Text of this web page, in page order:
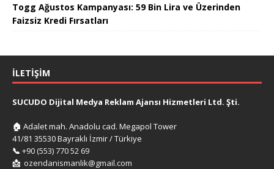
Togg Ağustos Kampanyası: 59 Bin Lira ve Üzerinden
Faizsiz Kredi Fırsatları
İLETIŞIM
SUCUDO Dijital Medya Reklam Ajansı Hizmetleri Ltd. Şti.
🏠 Adalet mah. Anadolu cad. Megapol Tower
41/81 35530 Bayraklı İzmir / Türkiye
📞 +90 (553) 770 52 69
📩 ozendanismanlik@gmail.com